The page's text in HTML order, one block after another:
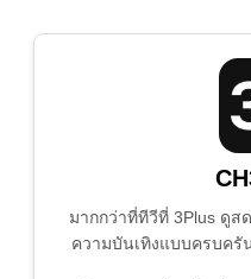
มากกว่าที่ทีวีที่ 3Plus ดูส
ความบันเทิงแบบครบค